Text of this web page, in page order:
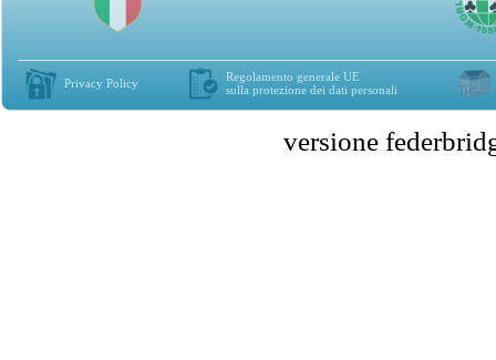
Privacy Policy
Regolamento generale UE
sulla protezione dei dati personali
versione